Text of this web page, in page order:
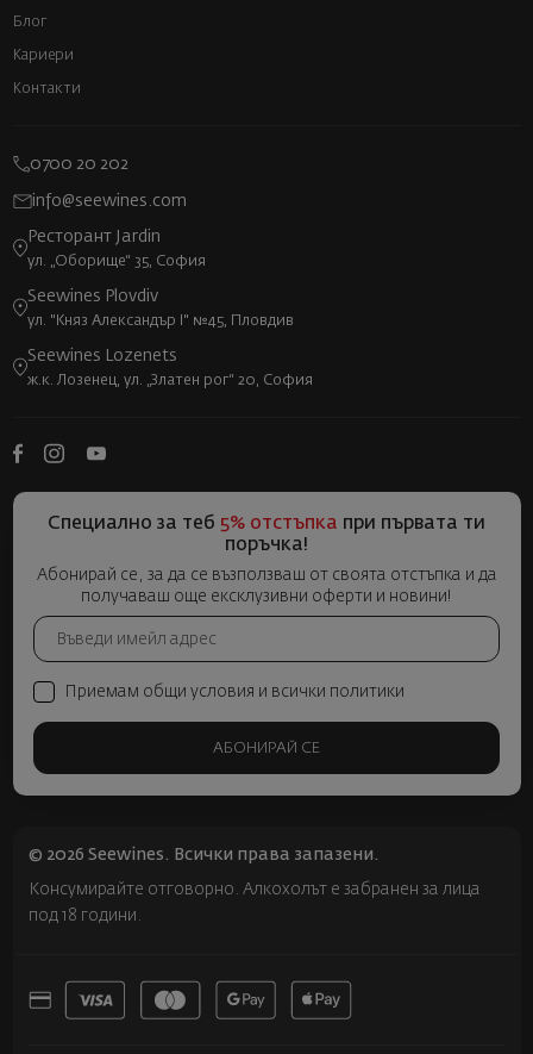
Блог
Кариери
Контакти
0700 20 202
info@seewines.com
Ресторант Jardin
ул. „Оборище“ 35, София
Seewines Plovdiv
ул. "Княз Александър I" №45, Пловдив
Seewines Lozenets
ж.к. Лозенец, ул. „Златен рог“ 20, София
Специално за теб 5% отстъпка при първата ти
поръчка!
Абонирай се, за да се възползваш от своята отстъпка и да
получаваш още ексклузивни оферти и новини!
Приемам общи условия и всички политики
АБОНИРАЙ СЕ
© 2026 Seewines. Всички права запазени.
Консумирайте отговорно. Алкохолът е забранен за лица
под 18 години.